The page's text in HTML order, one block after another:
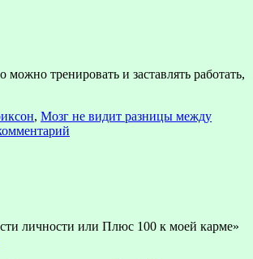
тренировать и заставлять работать,
, Мозг не видит разницы между
личности или Плюс 100 к моей карме»